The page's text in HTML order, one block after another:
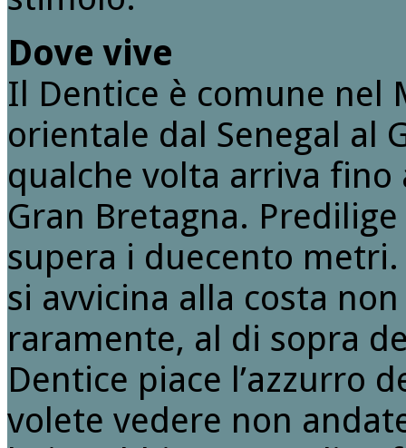
Dove vive
Il Dentice è comune nel
orientale dal Senegal al
qualche volta arriva
Gran Bretagna.
supera i duecento
si avvicina alla costa
raramente, al di sopra
Dentice piace l’azzurro
volete vedere non